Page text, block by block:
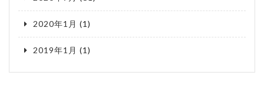
2020年1月 (1)
2019年1月 (1)